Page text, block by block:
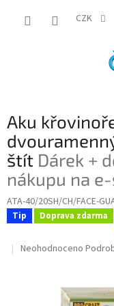
CZK
Aku
štít Dárek +
nákupu na
ATA-40/20SH/CH/FACE-
Tip Doprava zdarma
Průměrné
Neohodnoceno